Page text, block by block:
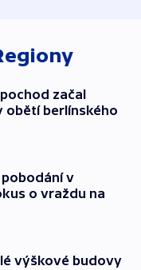
začal
obětí berlínského
v
o vraždu na
výškové budovy